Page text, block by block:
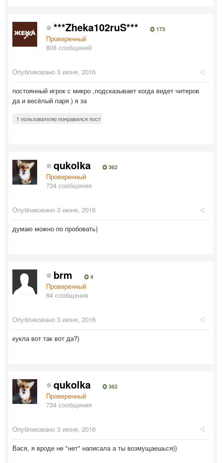
***Zheka102ruS*** 173
Проверенный
808 сообщений
Опубликовано 3 июня, 2016
постоянный игрок с микро ,подсказывает когда видет читеров
да и весёлый паря ) я за
1 пользователю понравился пост
qukolka 362
Проверенный
734 сообщения
Опубликовано 3 июня, 2016
думаю можно по пробовать)
brm 4
Проверенный
64 сообщения
Опубликовано 3 июня, 2016
кукла вот так вот да?)
qukolka 362
Проверенный
734 сообщения
Опубликовано 3 июня, 2016
Вася, я вроде не "нет" написала а ты возмущаешься))